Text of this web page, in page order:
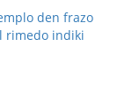
den frazo
rimedo indiki